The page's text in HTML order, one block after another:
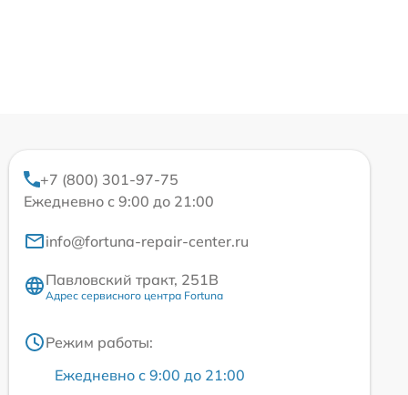
+7 (800) 301-97-75
Ежедневно с 9:00 до 21:00
info@fortuna-repair-center.ru
Павловский тракт, 251В
Адрес сервисного центра Fortuna
Режим работы:
Ежедневно с 9:00 до 21:00